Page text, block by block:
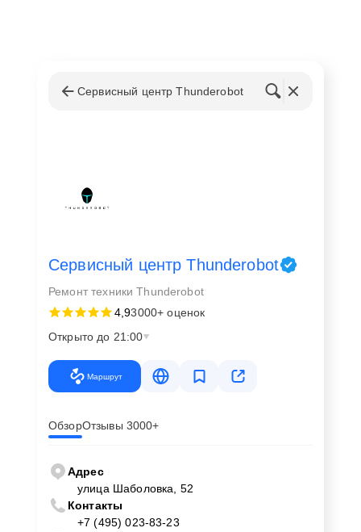
Сервисный центр Thunderobot
Сервисный центр Thunderobot
Ремонт техники Thunderobot
4,93000+ оценок
Открыто до 21:00
Маршрут
ОбзорОтзывы 3000+
Адрес
улица Шаболовка, 52
Контакты
+7 (495) 023-83-23